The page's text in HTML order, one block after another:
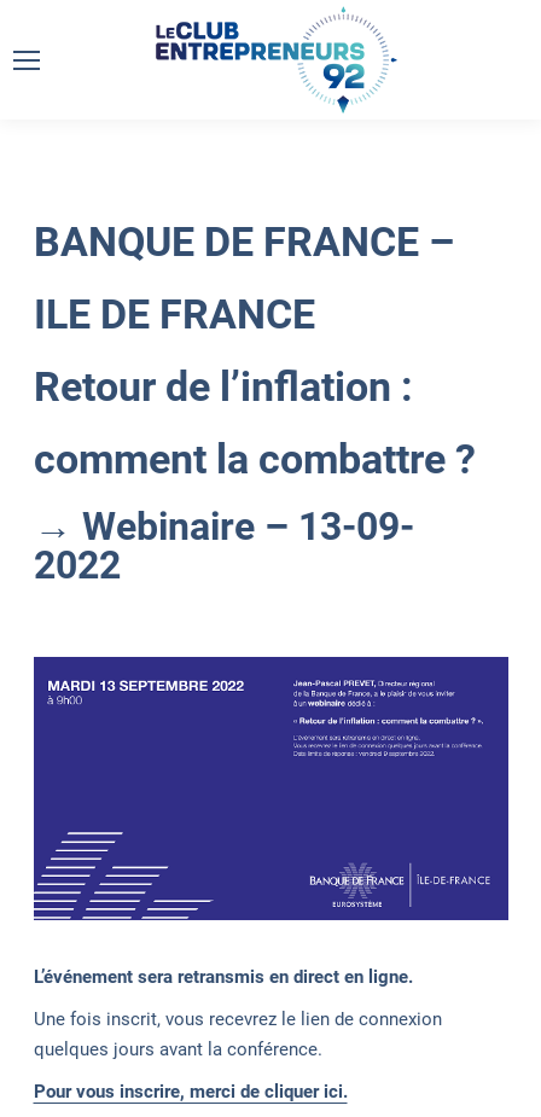
BANQUE DE FRANCE –
ILE DE FRANCE
Retour de l’inflation :
comment la combattre ?
→ Webinaire – 13-09-
2022
L’événement sera retransmis en direct en ligne.
Une fois inscrit, vous recevrez le lien de connexion
quelques jours avant la conférence.
Pour vous inscrire, merci de cliquer ici.